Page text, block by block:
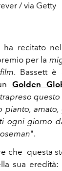
/ via Getty
ha recitato
per la
. Bassett è
Golden
pianto,
ogni giorno
".
che questa
sua eredità: